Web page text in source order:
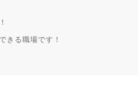
きる職場です！